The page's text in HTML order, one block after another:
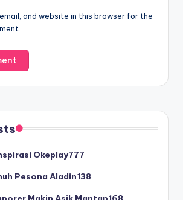
and website in this browser for the
Okeplay777
Pesona Aladin138